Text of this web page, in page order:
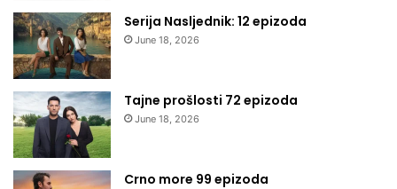
Serija Nasljednik: 12 epizoda
June 18, 2026
Tajne prošlosti 72 epizoda
June 18, 2026
Crno more 99 epizoda